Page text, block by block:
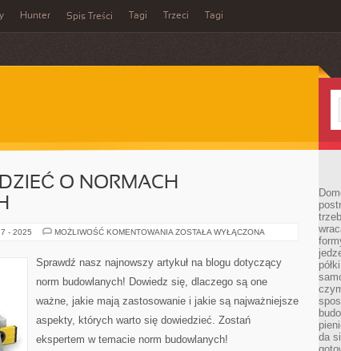
Hunter Spis Treści Tagi Trzeci Tagi
O NORMACH
- 2025 MOŻLIWOŚĆ KOMENTOWANIA CO
O
NORMACH
ZOSTAŁA WYŁĄCZONA
Sprawdź nasz najnowszy artykuł na blogu dotyczący
norm budowlanych! Dowiedz się, dlaczego są one
ważne, jakie mają zastosowanie i jakie są najważniejsze
aspekty, których warto się dowiedzieć. Zostań
ekspertem w temacie norm budowlanych!
da